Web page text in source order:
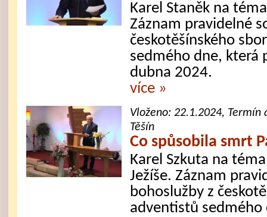
Karel Staněk na
Záznam pravidelné
českotěšínského
sedmého dne, která
dubna 2024.
více »
Vloženo:22.1.2024, Termín
Těšín
Co spůsobila smrt
Karel Szkuta na
Ježíše. Záznam
bohoslužby z
adventistů